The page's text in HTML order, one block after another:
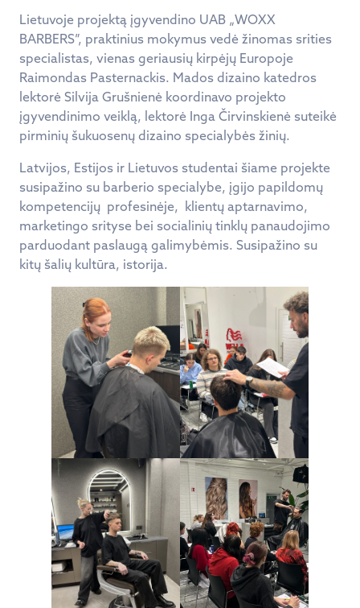
Lietuvoje projektą įgyvendino UAB „WOXX
BARBERS”, praktinius mokymus vedė žinomas srities
specialistas, vienas geriausių kirpėjų Europoje
Raimondas Pasternackis. Mados dizaino katedros
lektorė Silvija Grušnienė koordinavo projekto
įgyvendinimo veiklą, lektorė Inga Čirvinskienė suteikė
pirminių šukuosenų dizaino specialybės žinių.
Latvijos, Estijos ir Lietuvos studentai šiame projekte
susipažino su barberio specialybe, įgijo papildomų
kompetencijų profesinėje, klientų aptarnavimo,
marketingo srityse bei socialinių tinklų panaudojimo
parduodant paslaugą galimybėmis. Susipažino su
kitų šalių kultūra, istorija.